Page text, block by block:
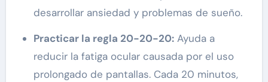
desarrollar ansiedad y problemas de sueño.
Practicar la regla 20-20-20:Ayuda a
reducir la fatiga ocular causada por el uso
prolongado de pantallas. Cada 20 minutos,